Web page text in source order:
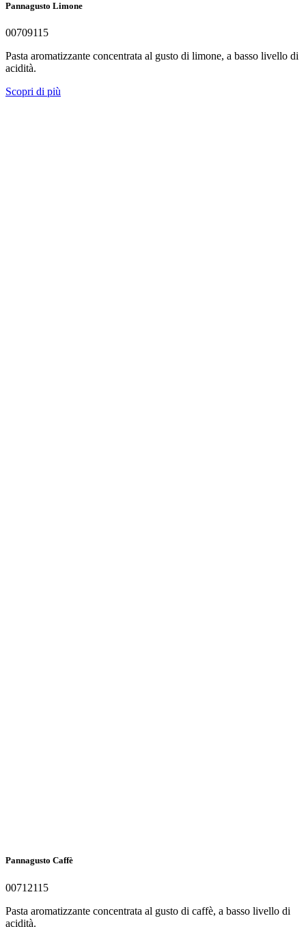
Pannagusto Limone
00709115
Pasta aromatizzante concentrata al gusto di limone, a basso livello di
acidità.
Scopri di più
Pannagusto Caffè
00712115
Pasta aromatizzante concentrata al gusto di caffè, a basso livello di
acidità.